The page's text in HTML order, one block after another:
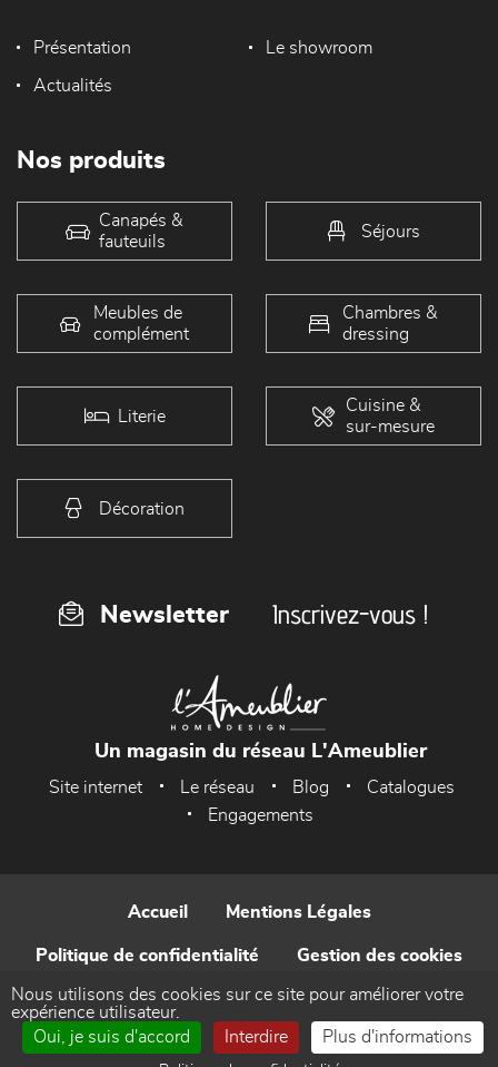
Présentation Le showroom
Actualités
Nos produits
Canapés &
fauteuils
Séjours
Meubles de
complément
Chambres &
dressing
Literie
Cuisine &
sur-mesure
Décoration
Newsletter Inscrivez-vous !
Un magasin du réseau L'Ameublier
Site internet Le réseau Blog
Catalogues
Engagements
Accueil Mentions Légales
Politique de confidentialité Gestion des cookies
Contact
Nous utilisons des cookies sur ce site pour améliorer votre
expérience utilisateur.
Oui, je suis d'accord
Interdire Plus d'informations